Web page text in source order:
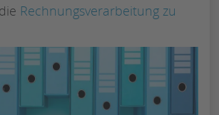
Rechnungsverarbeitung zu